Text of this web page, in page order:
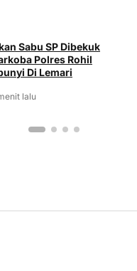
Sabu SP Dibekuk
Polres Rohil
Di Lemari
lalu